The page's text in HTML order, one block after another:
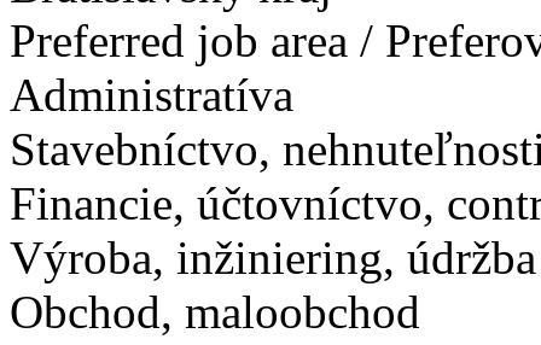
Preferred job area /
Administratíva
Stavebníctvo,
Financie, účtovníctvo,
Výroba, inžiniering, údržba
Obchod, maloobchod